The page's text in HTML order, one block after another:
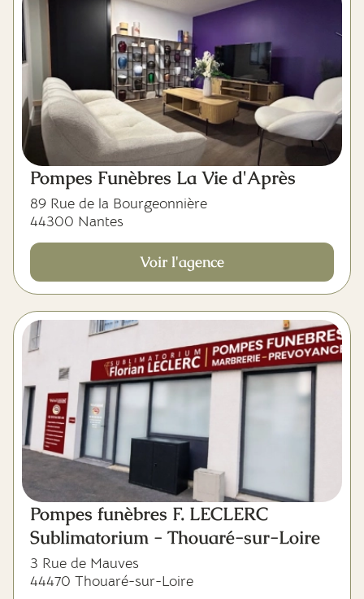
Pompes Funèbres La Vie d'Après
89 Rue de la Bourgeonnière
44300 Nantes
Voir l'agence
Pompes funèbres F. LECLERC
Sublimatorium - Thouaré-sur-Loire
3 Rue de Mauves
44470 Thouaré-sur-Loire